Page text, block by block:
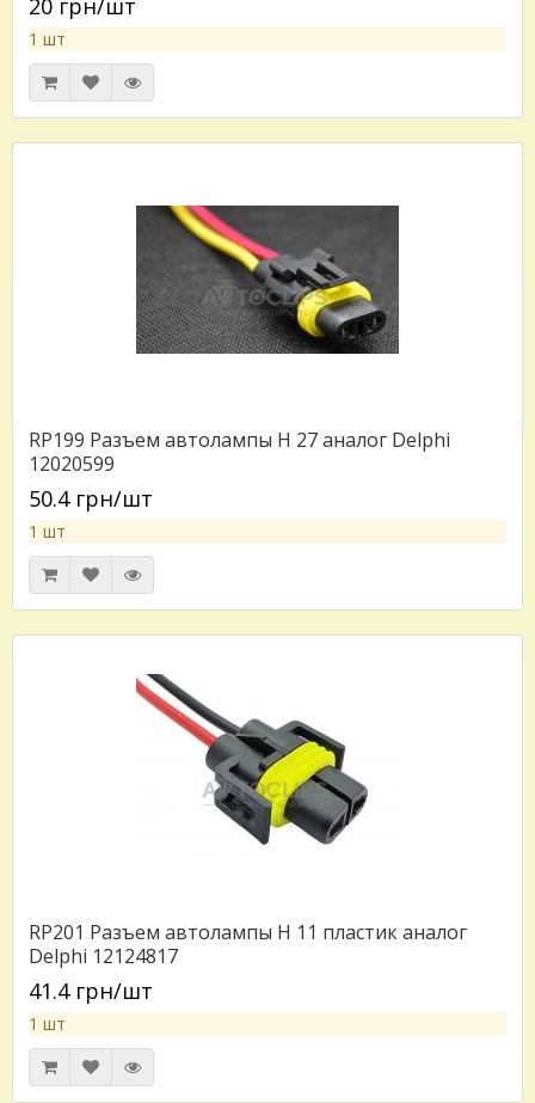
20 грн/шт
1 шт
RP199 Разъем автолампы H 27 аналог Delphi
12020599
50.4 грн/шт
1 шт
RP201 Разъем автолампы H 11 пластик аналог
Delphi 12124817
41.4 грн/шт
1 шт